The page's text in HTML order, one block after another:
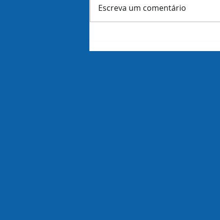
Escreva um comentário